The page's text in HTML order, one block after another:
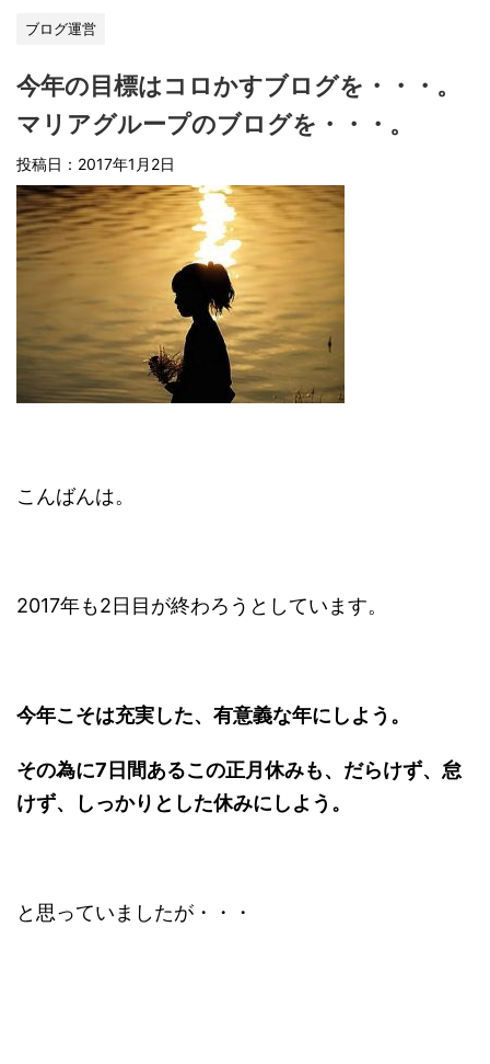
ブログ運営
今年の目標はコロかすブログを・・・。
マリアグループのブログを・・・。
投稿日：2017年1月2日
こんばんは。
2017年も2日目が終わろうとしています。
今年こそは充実した、有意義な年にしよう。
その為に7日間あるこの正月休みも、だらけず、怠
けず、しっかりとした休みにしよう。
と思っていましたが・・・